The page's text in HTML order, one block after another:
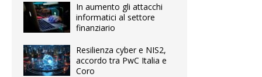
In aumento gli attacchi
informatici al settore
finanziario
Resilienza cyber e NIS2,
accordo tra PwC Italia e
Coro